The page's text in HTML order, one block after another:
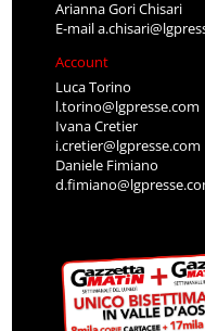
Arianna Gori Chisari
E-mail
Account
Luca Torino
l.torino@lgpresse.com
Ivana Cretier
i.cretier@lgpresse.com
Daniele Fimiano